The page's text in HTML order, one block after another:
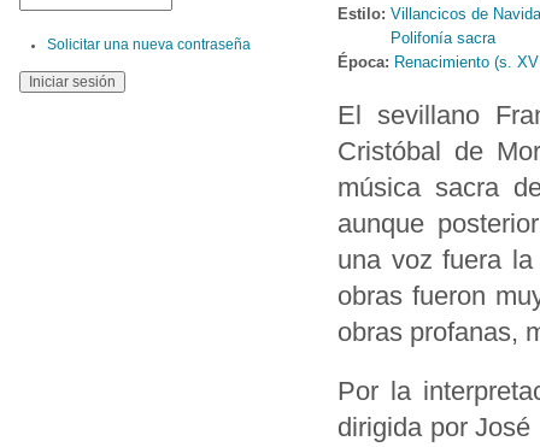
Estilo: Villancicos de
Polifonía sacra
Época: Renacimiento (s.
El sevillano
Cristóbal de
música sacra
aunque
una voz fuera
obras fueron
obras profanas,
Por la
dirigida por
Solicitar una nueva contraseña